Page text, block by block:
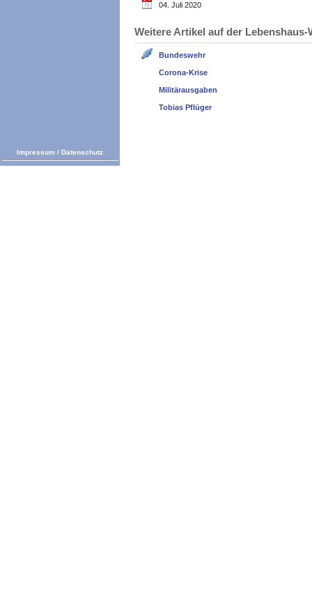
04. Juli 2020
Weitere Artikel auf der
Bundeswehr
Corona-Krise
Militärausgaben
Tobias Pflüger
Impressum / Datenschutz